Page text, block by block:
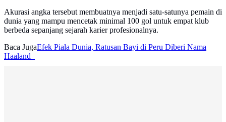
Akurasi angka tersebut membuatnya menjadi satu-satunya pemain di
dunia yang mampu mencetak minimal 100 gol untuk empat klub
berbeda sepanjang sejarah karier profesionalnya.
Baca JugaEfek Piala Dunia, Ratusan Bayi di Peru Diberi Nama
Haaland